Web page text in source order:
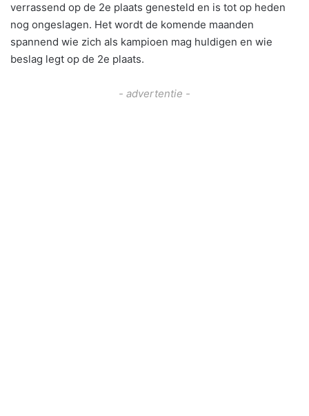
verrassend op de 2e plaats genesteld en is tot op heden
nog ongeslagen. Het wordt de komende maanden
spannend wie zich als kampioen mag huldigen en wie
beslag legt op de 2e plaats.
- advertentie -